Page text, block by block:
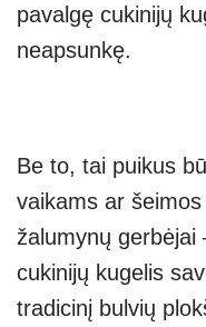
pavalgę cukinijų
neapsunkę.
Be to, tai puikus
vaikams ar
žalumynų
cukinijų kugelis
tradicinį bulvių